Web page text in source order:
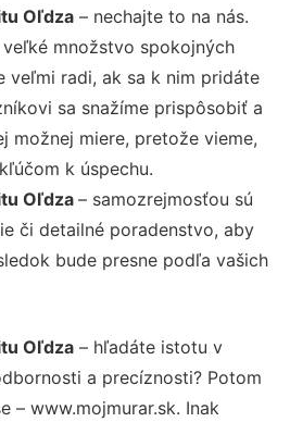
Oľdza – nechajte to na nás.
množstvo spokojných
veľmi radi, ak sa k nim pridáte
sa snažíme prispôsobiť a
možnej miere, pretože vieme,
k úspechu.
Oľdza – samozrejmosťou sú
či detailné poradenstvo, aby
bude presne podľa vašich
Oľdza – hľadáte istotu v
a precíznosti? Potom
– www.mojmurar.sk. Inak